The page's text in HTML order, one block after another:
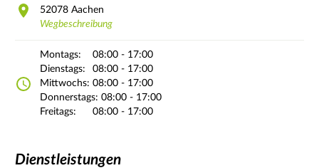
52078 Aachen
Wegbeschreibung
Montags:
08:00 - 17:00
Dienstags:
08:00 - 17:00
Mittwochs: 08:00 - 17:00
Donnerstags: 08:00 - 17:00
Freitags:
08:00 - 17:00
Dienstleistungen